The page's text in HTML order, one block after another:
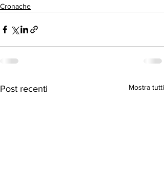
Cronache
Post recenti Mostra tutti